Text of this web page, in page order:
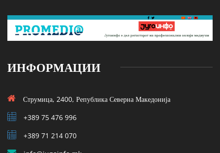
ИНФОРМАЦИИ
Струмица, 2400, Република Северна Македонија
+389 75 476 996
+389 71 214 070